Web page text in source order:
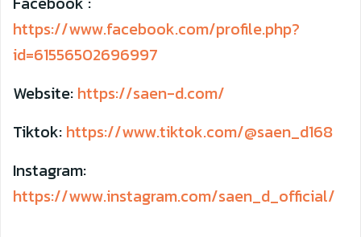
https://www.facebook.com/profile.php?
id=61556502696997
Website: https://saen-d.com/
Tiktok: https://www.tiktok.com/@saen_d168
Instagram:
https://www.instagram.com/saen_d_official/